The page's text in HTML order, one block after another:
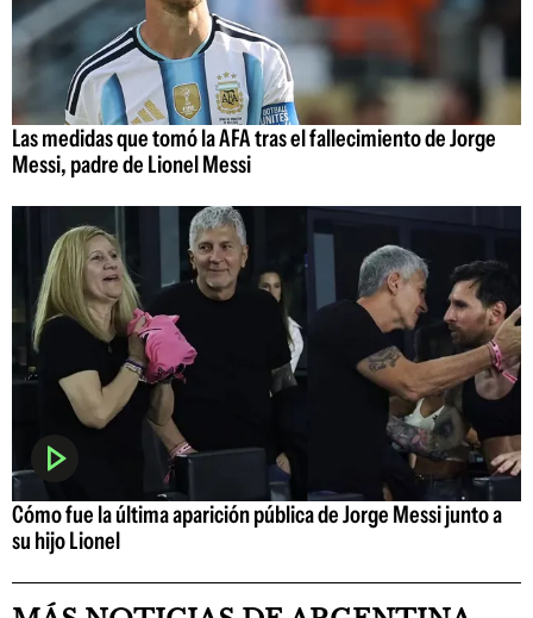
Las medidas que tomó la AFA tras el fallecimiento de Jorge
Messi, padre de Lionel Messi
Cómo fue la última aparición pública de Jorge Messi junto a
su hijo Lionel